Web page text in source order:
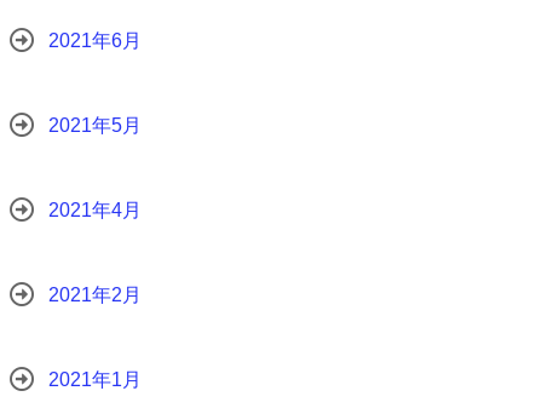
2021年6月
2021年5月
2021年4月
2021年2月
2021年1月